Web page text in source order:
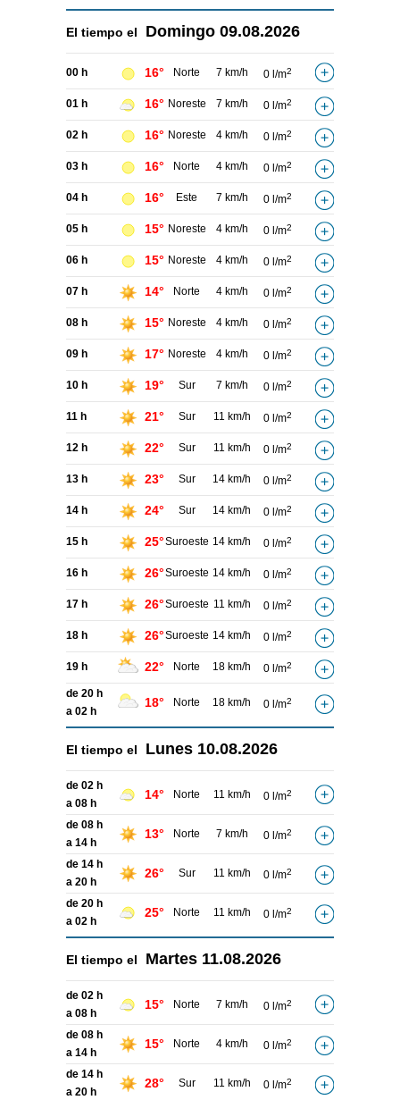
El tiempo el Domingo 09.08.2026
00 h 16° Norte 7 km/h 0 l/m2
01 h 16° Noreste 7 km/h 0 l/m2
02 h 16° Noreste 4 km/h 0 l/m2
03 h 16° Norte 4 km/h 0 l/m2
04 h 16° Este 7 km/h 0 l/m2
05 h 15° Noreste 4 km/h 0 l/m2
06 h 15° Noreste 4 km/h 0 l/m2
07 h 14° Norte 4 km/h 0 l/m2
08 h 15° Noreste 4 km/h 0 l/m2
09 h 17° Noreste 4 km/h 0 l/m2
10 h 19° Sur 7 km/h 0 l/m2
11 h 21° Sur 11 km/h 0 l/m2
12 h 22° Sur 11 km/h 0 l/m2
13 h 23° Sur 14 km/h 0 l/m2
14 h 24° Sur 14 km/h 0 l/m2
15 h 25°Suroeste 14 km/h 0 l/m2
16 h 26°Suroeste 14 km/h 0 l/m2
17 h 26°Suroeste 11 km/h 0 l/m2
18 h 26°Suroeste 14 km/h 0 l/m2
19 h 22° Norte 18 km/h 0 l/m2
de 20 h
a 02 h
18° Norte 18 km/h 0 l/m2
El tiempo el Lunes 10.08.2026
de 02 h
a 08 h
14° Norte 11 km/h 0 l/m2
de 08 h
a 14 h
13° Norte 7 km/h 0 l/m2
de 14 h
a 20 h
26° Sur 11 km/h 0 l/m2
de 20 h
a 02 h
25° Norte 11 km/h 0 l/m2
El tiempo el Martes 11.08.2026
de 02 h
a 08 h
15° Norte 7 km/h 0 l/m2
de 08 h
a 14 h
15° Norte 4 km/h 0 l/m2
de 14 h
a 20 h
28° Sur 11 km/h 0 l/m2